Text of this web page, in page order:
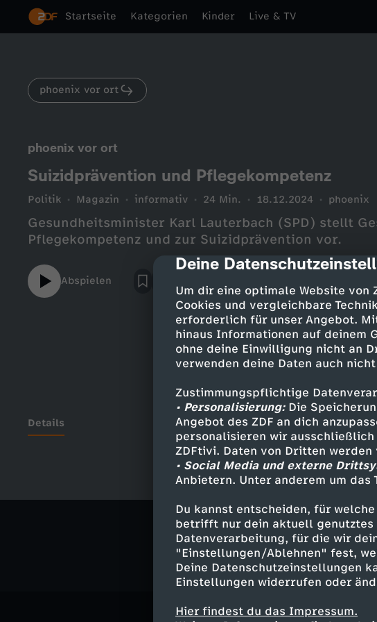
cmp-dialog-
Deine
Um dir eine optimale Website von
Cookies und vergleichbare
erforderlich für unser Angebot.
hinaus Informationen auf deinem
ohne deine Einwilligung nicht an
verwenden deine Daten auch
Zustimmungspflichtige
• Personalisierung:Die
Angebot des ZDF an dich
personalisieren wir ausschließlich
ZDFtivi. Daten von Dritten
• Social Media und externe
Anbietern. Unter anderem um
Du kannst entscheiden, für
betrifft nur dein aktuell genutztes
Datenverarbeitung, für die wir
"Einstellungen/Ablehnen" fest,
Deine Datenschutzeinstellungen
Einstellungen widerrufen oder
Hier findest du das Impressum.
Startseite Kategorien Kinder Live & TV
phoenix vor ort
phoenix vor ort
Suizidprävention und Pflegekompetenz
Politik Magazin informativ 24 Min. 18.12.2024 phoenix
Gesundheitsminister Karl Lauterbach (SPD) stellt
Pflegekompetenz und zur Suizidprävention vor.
Abspielen
Details
Ähnliche Inhalte
Politik Magazin